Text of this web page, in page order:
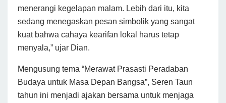
menerangi kegelapan malam. Lebih dari itu, kita
sedang menegaskan pesan simbolik yang sangat
kuat bahwa cahaya kearifan lokal harus tetap
menyala,” ujar Dian.
Mengusung tema “Merawat Prasasti Peradaban
Budaya untuk Masa Depan Bangsa”, Seren Taun
tahun ini menjadi ajakan bersama untuk menjaga